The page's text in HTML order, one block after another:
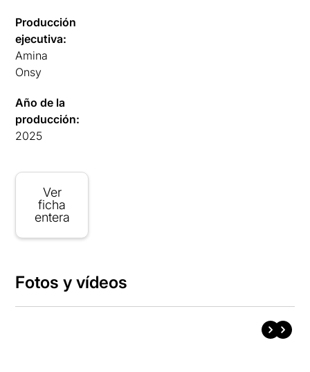
Producción
ejecutiva:
Amina
Onsy
Año de la
producción:
2025
Ver
ficha
entera
Fotos y vídeos